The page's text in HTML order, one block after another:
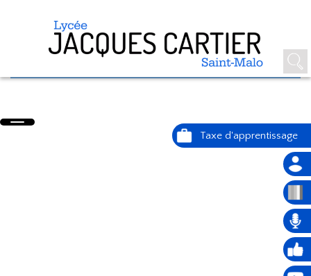
ÉPREUVE ÉCRITE DU BAC GT -
PHILOSOPHIE